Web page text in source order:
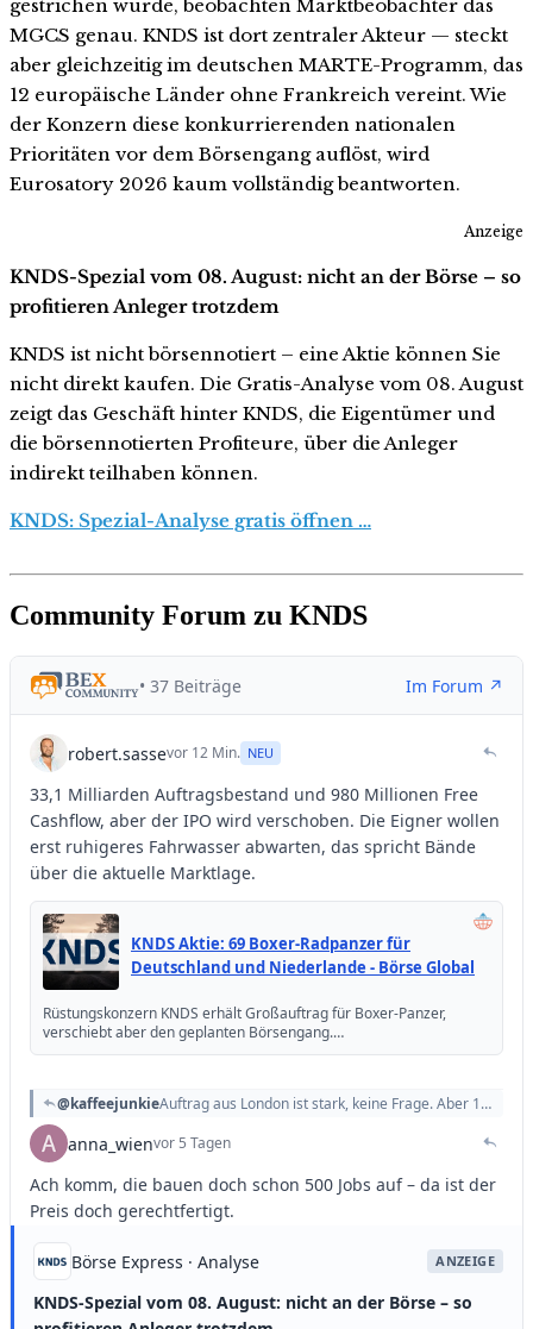
gestrichen wurde, beobachten Marktbeobachter das
MGCS genau. KNDS ist dort zentraler Akteur — steckt
aber gleichzeitig im deutschen MARTE-Programm, das
12 europäische Länder ohne Frankreich vereint. Wie
der Konzern diese konkurrierenden nationalen
Prioritäten vor dem Börsengang auflöst, wird
Eurosatory 2026 kaum vollständig beantworten.
Anzeige
KNDS-Spezial vom 08. August: nicht an der Börse – so
profitieren Anleger trotzdem
KNDS ist nicht börsennotiert – eine Aktie können Sie
nicht direkt kaufen. Die Gratis-Analyse vom 08. August
zeigt das Geschäft hinter KNDS, die Eigentümer und
die börsennotierten Profiteure, über die Anleger
indirekt teilhaben können.
KNDS: Spezial-Analyse gratis öffnen …
Community Forum zu KNDS